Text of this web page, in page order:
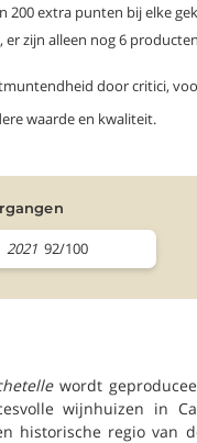
200 extra punten bij elke
, er zijn alleen nog 6
door critici,
waarde en kwaliteit.
2021 92/100
wordt
wijnhuizen in
historische regio van